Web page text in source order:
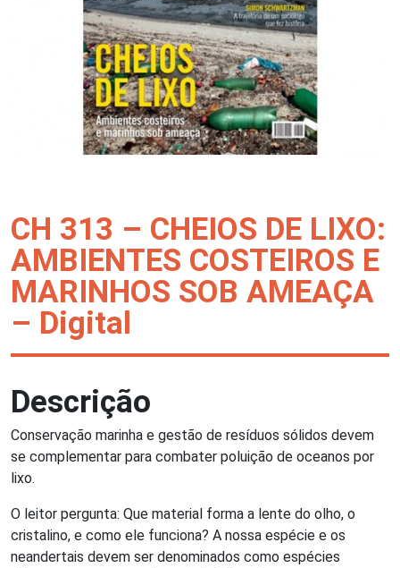
CH 313 – CHEIOS DE LIXO:
AMBIENTES COSTEIROS E
MARINHOS SOB AMEAÇA
– Digital
Descrição
Conservação marinha e gestão de resíduos sólidos devem
se complementar para combater poluição de oceanos por
lixo.
O leitor pergunta: Que material forma a lente do olho, o
cristalino, e como ele funciona? A nossa espécie e os
neandertais devem ser denominados como espécies